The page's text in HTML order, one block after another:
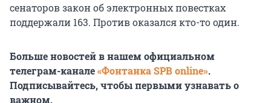
сенаторов закон об электронных повестках
поддержали 163. Против оказался кто-то один.
Больше новостей в нашем официальном
телеграм-канале«Фонтанка SPB online».
Подписывайтесь, чтобы первыми узнавать о
важном.